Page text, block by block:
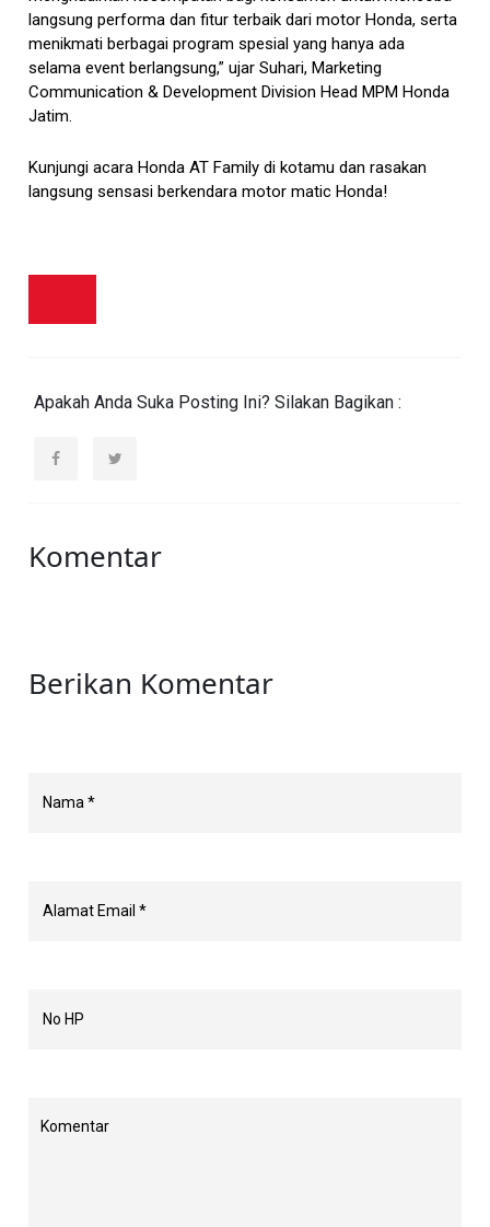
langsung performa dan fitur terbaik dari motor Honda, serta
menikmati berbagai program spesial yang hanya ada
selama event berlangsung,” ujar Suhari, Marketing
Communication & Development Division HeadMPM Honda
Jatim.
Kunjungi acara Honda AT Family di kotamu dan rasakan
langsung sensasi berkendara motor matic Honda!
Apakah Anda Suka Posting Ini? Silakan Bagikan :
Komentar
Berikan Komentar